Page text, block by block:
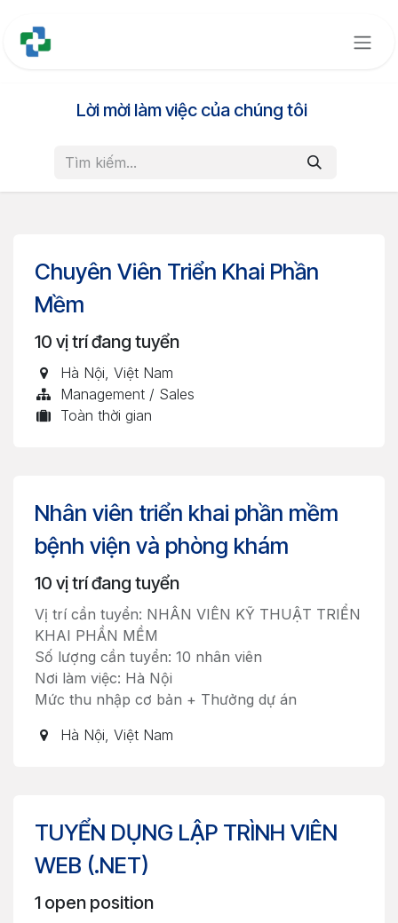
Lời mời làm việc của chúng tôi
Chuyên Viên Triển Khai Phần
Mềm
10 vị trí đang tuyển
Hà Nội Việt Nam
Management / Sales
Toàn thời gian
Nhân viên triển khai phần mềm
bệnh viện và phòng khám
10 vị trí đang tuyển
Vị trí cần tuyển: NHÂN VIÊN KỸ THUẬT TRIỂN
KHAI PHẦN MỀM
Số lượng cần tuyển: 10 nhân viên
Nơi làm việc: Hà Nội
Mức thu nhập cơ bản + Thưởng dự án
Hà Nội Việt Nam
TUYỂN DỤNG LẬP TRÌNH VIÊN
WEB (.NET)
1 open position